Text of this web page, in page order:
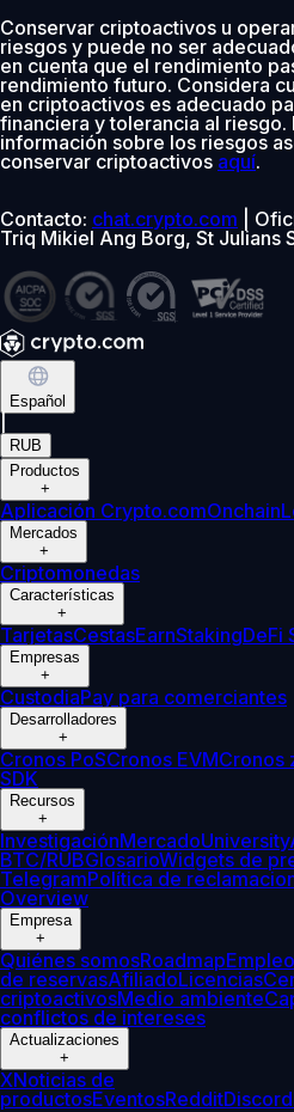
Conservar criptoactivos u
riesgos y puede no ser
en cuenta que el rendimiento
rendimiento futuro. Considera
en criptoactivos es adecuado
financiera y tolerancia al riesgo.
información sobre los riesgos
conservar criptoactivos aquí.
Contacto: chat.crypto.com |
Triq Mikiel Ang Borg, St Julians
Español
RUB
Productos
+
Aplicación Crypto.comOnchain
Mercados
+
Criptomonedas
Características
+
TarjetasCestasEarnStakingDeFi
Empresas
+
CustodiaPay para comerciantes
Desarrolladores
+
Cronos PoSCronos EVMCronos
SDK
Recursos
+
InvestigaciónMercadoUniversity
BTC/RUBGlosarioWidgets de
TelegramPolítica de
Overview
Empresa
+
Quiénes somosRoadmapEmpleo
de reservasAfiliadoLicencias
criptoactivosMedio ambiente
conflictos de intereses
Actualizaciones
+
XNoticias de
productosEventosRedditDiscord